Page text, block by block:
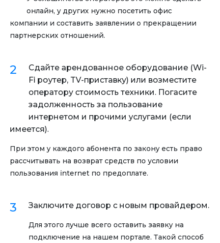
онлайн, у других нужно посетить офис
компании и составить заявлении о прекращении
партнерских отношений.
Сдайте арендованное оборудование (Wi-
Fi роутер, TV-приставку) или возместите
оператору стоимость техники. Погасите
задолженность за пользование
интернетом и прочими услугами (если
имеется).
При этом у каждого абонента по закону есть право
рассчитывать на возврат средств по условии
пользования internet по предоплате.
Заключите договор с новым провайдером.
Для этого лучше всего оставить заявку на
подключение на нашем портале. Такой способ